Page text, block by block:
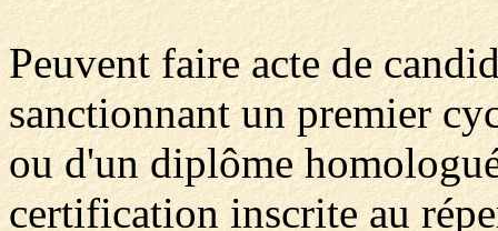
Peuvent faire acte de
sanctionnant un premier
ou d'un diplôme
certification inscrite au